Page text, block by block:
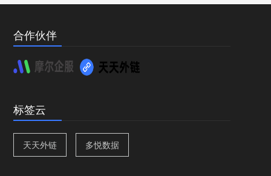
合作伙伴
标签云
天天外链 多悦数据